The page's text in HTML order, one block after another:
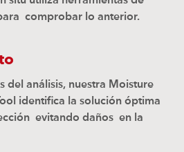
comprobar lo anterior.
del análisis, nuestra Moisture
identifica la solución óptima
evitando daños en la